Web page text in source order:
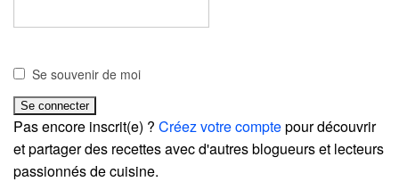
Se souvenir de moi
Pas encore inscrit(e) ? Créez votre comptepour découvrir
et partager des recettes avec d'autres blogueurs et lecteurs
passionnés de cuisine.